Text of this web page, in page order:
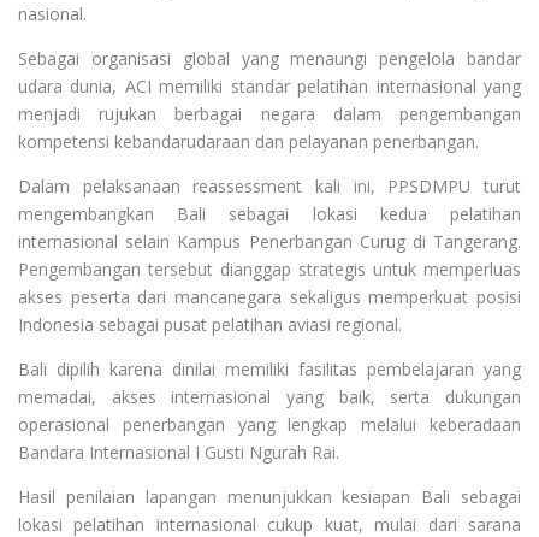
nasional.
Sebagai organisasi global yang menaungi pengelola bandar
udara dunia, ACI memiliki standar pelatihan internasional yang
menjadi rujukan berbagai negara dalam pengembangan
kompetensi kebandarudaraan dan pelayanan penerbangan.
Dalam pelaksanaan reassessment kali ini, PPSDMPU turut
mengembangkan Bali sebagai lokasi kedua pelatihan
internasional selain Kampus Penerbangan Curug di Tangerang.
Pengembangan tersebut dianggap strategis untuk memperluas
akses peserta dari mancanegara sekaligus memperkuat posisi
Indonesia sebagai pusat pelatihan aviasi regional.
Bali dipilih karena dinilai memiliki fasilitas pembelajaran yang
memadai, akses internasional yang baik, serta dukungan
operasional penerbangan yang lengkap melalui keberadaan
Bandara Internasional I Gusti Ngurah Rai.
Hasil penilaian lapangan menunjukkan kesiapan Bali sebagai
lokasi pelatihan internasional cukup kuat, mulai dari sarana